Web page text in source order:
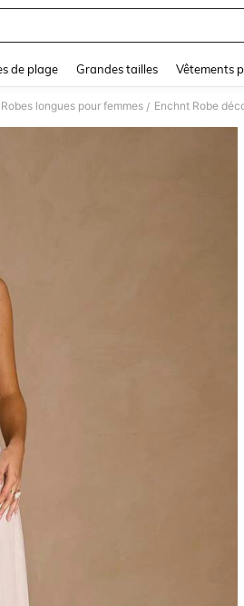
de plage Grandes tailles Vêtements
Robes longues pour femmes / Enchnt Robe